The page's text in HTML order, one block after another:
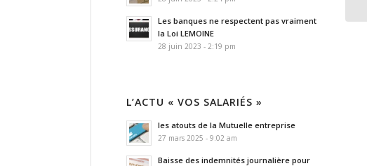
Les banques ne respectent pas vraiment
la Loi LEMOINE
28 juin 2023 - 2:19 pm
L’ACTU « VOS SALARIÉS »
les atouts de la Mutuelle entreprise
27 mars 2025 - 9:02 am
Baisse des indemnités journalière pour